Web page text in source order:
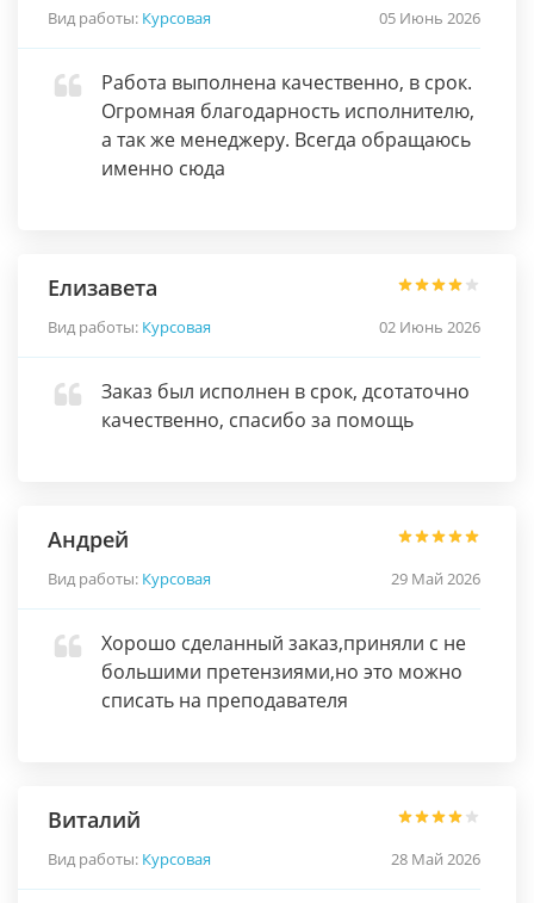
Вид работы: Курсовая 05 Июнь 2026
Работа выполнена качественно, в срок.
Огромная благодарность исполнителю,
а так же менеджеру. Всегда обращаюсь
именно сюда
Елизавета
Вид работы: Курсовая 02 Июнь 2026
Заказ был исполнен в срок, дсотаточно
качественно, спасибо за помощь
Андрей
Вид работы: Курсовая 29 Май 2026
Хорошо сделанный заказ,приняли с не
большими претензиями,но это можно
списать на преподавателя
Виталий
Вид работы: Курсовая 28 Май 2026